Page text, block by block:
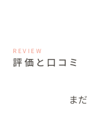
REVIEW
評価と口コミ
ま